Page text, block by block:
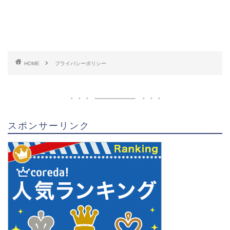
HOME プライバシーポリシー
スポンサーリンク